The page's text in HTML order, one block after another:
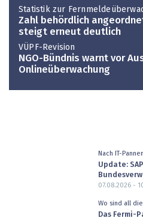
Statistik zur
Zahl behördlich
steigt erneut deutlich
VÜPF-Revision
NGO-Bündnis warnt vor
Onlineüberwachung
Nach IT-
Update:
07.08.2026 -
Wo sind all
Das Fermi-